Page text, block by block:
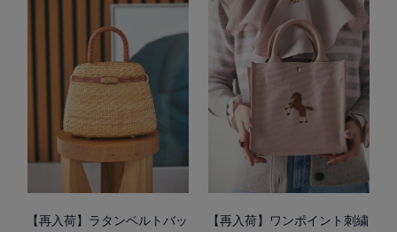
【再入荷】ラタンベルトバッ
【再入荷】ワンポイント刺繍